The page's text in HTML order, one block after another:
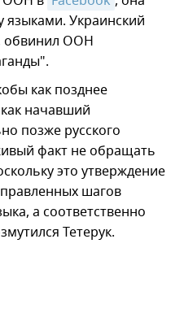
языками. Украинский
обвинил ООН
как позднее
начавший
позже русского
факт не обращать
это утверждение
шагов
а соответственно
Тетерук.